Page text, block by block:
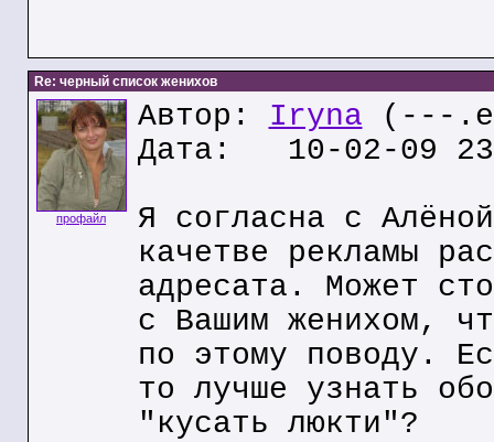
Re: черный список женихов
профайл
Автор: Iryna (---
Дата: 10-02-09
Я согласна с
качетве рекламы
адресата. Может
с Вашим женихом,
по этому поводу.
то лучше узнать
"кусать люкти"?